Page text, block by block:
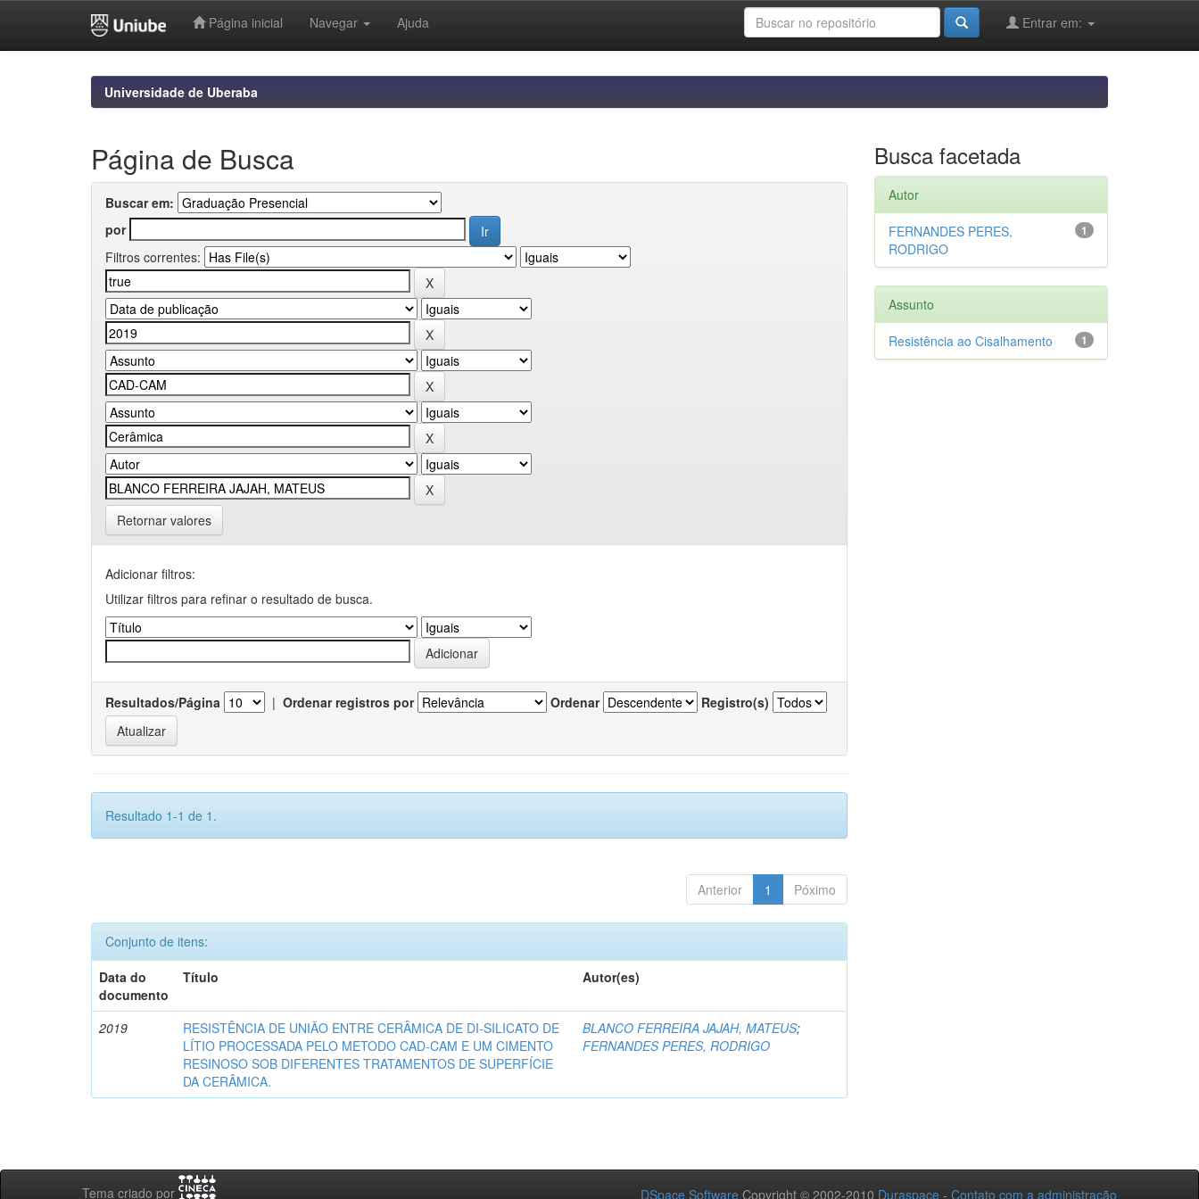
Página inicial Navegar Ajuda Entrar em:
Universidade de Uberaba
Página de Busca
Buscar em:
por
Filtros correntes:
Retornar valores
Adicionar filtros:
Utilizar filtros para refinar o resultado de busca.
Resultados/Página | Ordenar registros por Ordenar Registro(s)
Resultado 1-1 de 1.
Anterior 1 Póximo
Conjunto de itens:
Data do
documento
Título Autor(es)
2019
RESISTÊNCIA DE UNIÃO ENTRE CERÂMICA DE DI-SILICATO DE
LÍTIO PROCESSADA PELO METODO CAD-CAM E UM CIMENTO
RESINOSO SOB DIFERENTES TRATAMENTOS DE SUPERFÍCIE
DA CERÂMICA.
BLANCO FERREIRA JAJAH, MATEUS;
FERNANDES PERES, RODRIGO
Busca facetada
Autor
1
FERNANDES PERES,
RODRIGO
Assunto
1
Resistência ao Cisalhamento
Tema criado por DSpace Software Copyright © 2002-2010 Duraspace - Contato com a administração